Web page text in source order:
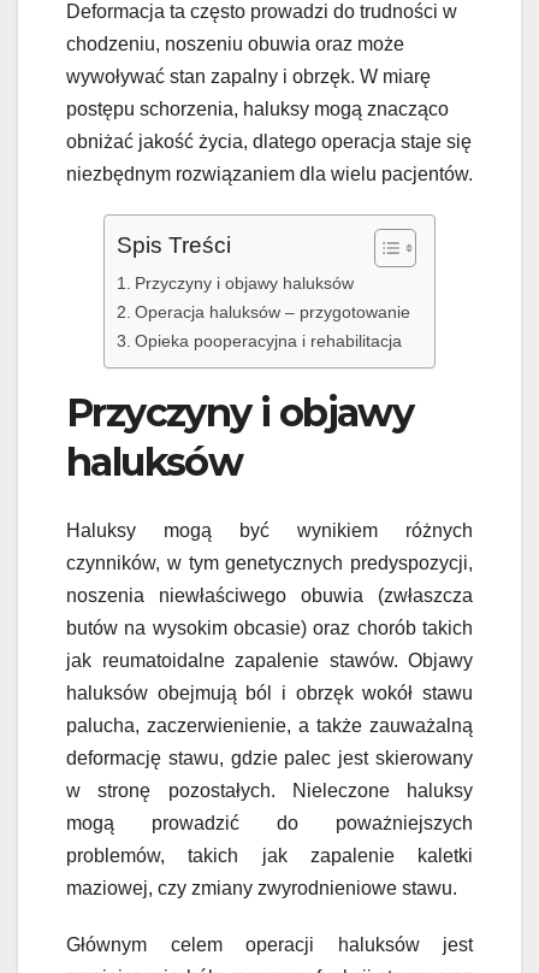
Deformacja ta często prowadzi do trudności w
chodzeniu, noszeniu obuwia oraz może
wywoływać stan zapalny i obrzęk. W miarę
postępu schorzenia, haluksy mogą znacząco
obniżać jakość życia, dlatego operacja staje się
niezbędnym rozwiązaniem dla wielu pacjentów.
Spis Treści
Przyczyny i objawy haluksów
Operacja haluksów – przygotowanie
Opieka pooperacyjna i rehabilitacja
Przyczyny i objawy
haluksów
Haluksy mogą być wynikiem różnych
czynników, w tym genetycznych predyspozycji,
noszenia niewłaściwego obuwia (zwłaszcza
butów na wysokim obcasie) oraz chorób takich
jak reumatoidalne zapalenie stawów. Objawy
haluksów obejmują ból i obrzęk wokół stawu
palucha, zaczerwienienie, a także zauważalną
deformację stawu, gdzie palec jest skierowany
w stronę pozostałych. Nieleczone haluksy
mogą prowadzić do poważniejszych
problemów, takich jak zapalenie kaletki
maziowej, czy zmiany zwyrodnieniowe stawu.
Głównym celem operacji haluksów jest